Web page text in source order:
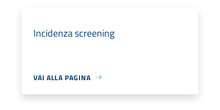
Incidenza screening
VAI ALLA PAGINA